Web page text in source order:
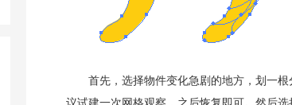
首先，选择物件变化急剧的地方，划一根